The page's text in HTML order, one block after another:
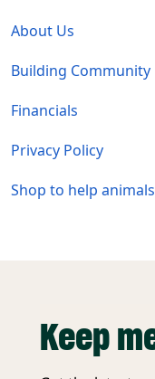
About Us
Building Community
Financials
Privacy Policy
Shop to help animals